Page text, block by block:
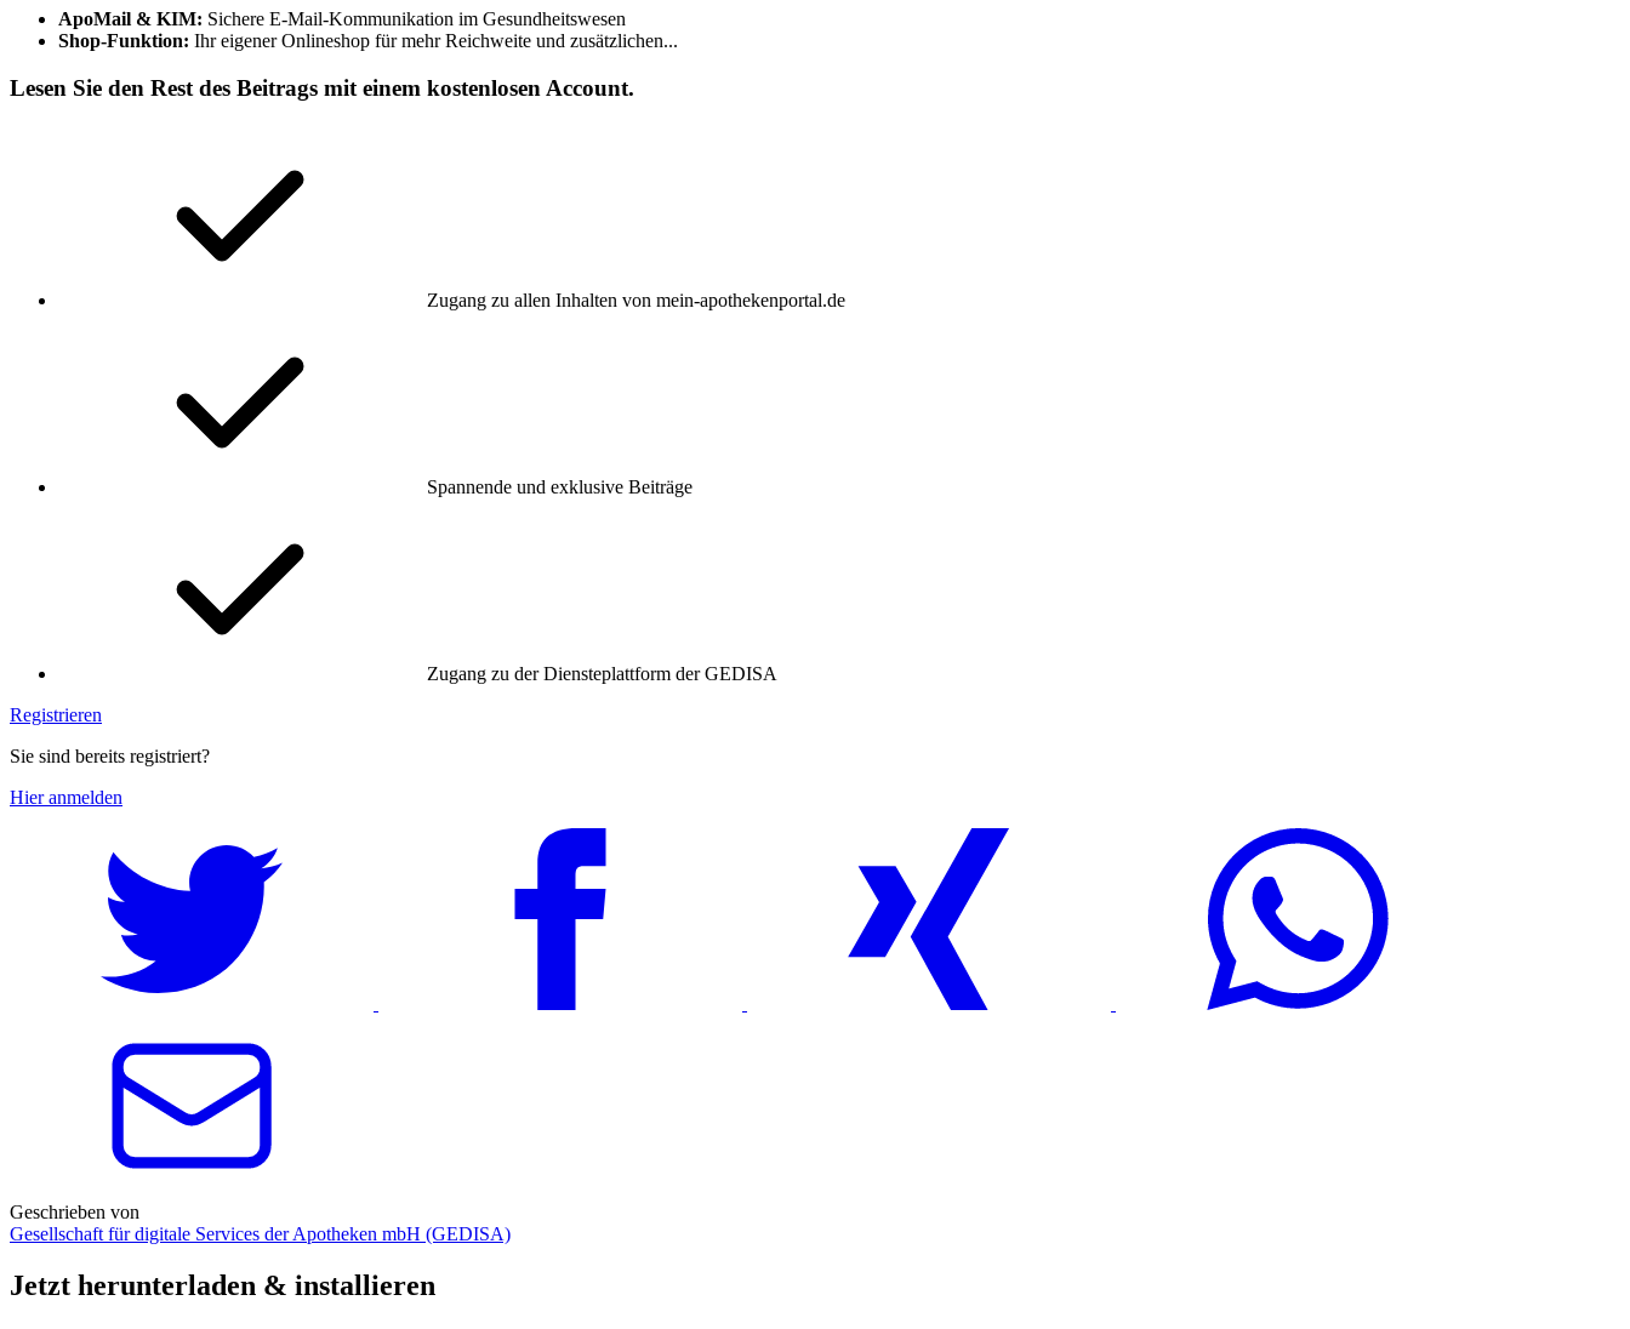
ApoMail & KIM: Sichere E-Mail-Kommunikation im Gesundheitswesen
Shop-Funktion: Ihr eigener Onlineshop für mehr Reichweite und zusätzlichen...
Lesen Sie den Rest des Beitrags mit einem kostenlosen Account.
Zugang zu allen Inhalten von mein-apothekenportal.de
Spannende und exklusive Beiträge
Zugang zu der Diensteplattform der GEDISA
Registrieren
Sie sind bereits registriert?
Hier anmelden
Geschrieben von
Gesellschaft für digitale Services der Apotheken mbH (GEDISA)
Jetzt herunterladen & installieren